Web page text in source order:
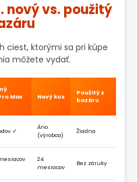
nový vs. použitý
ciest, ktorými sa pri kúpe
môžete vydať.
Max
Nový kus
Použitý z
bazáru
✓
Áno
(výrobca)
Žiadna
24
mesiacov
Bez záruky